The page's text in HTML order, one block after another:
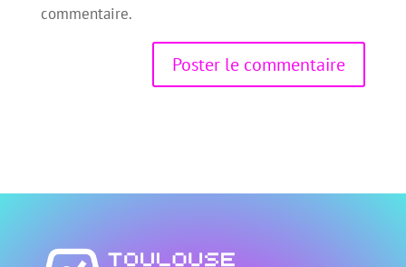
commentaire.